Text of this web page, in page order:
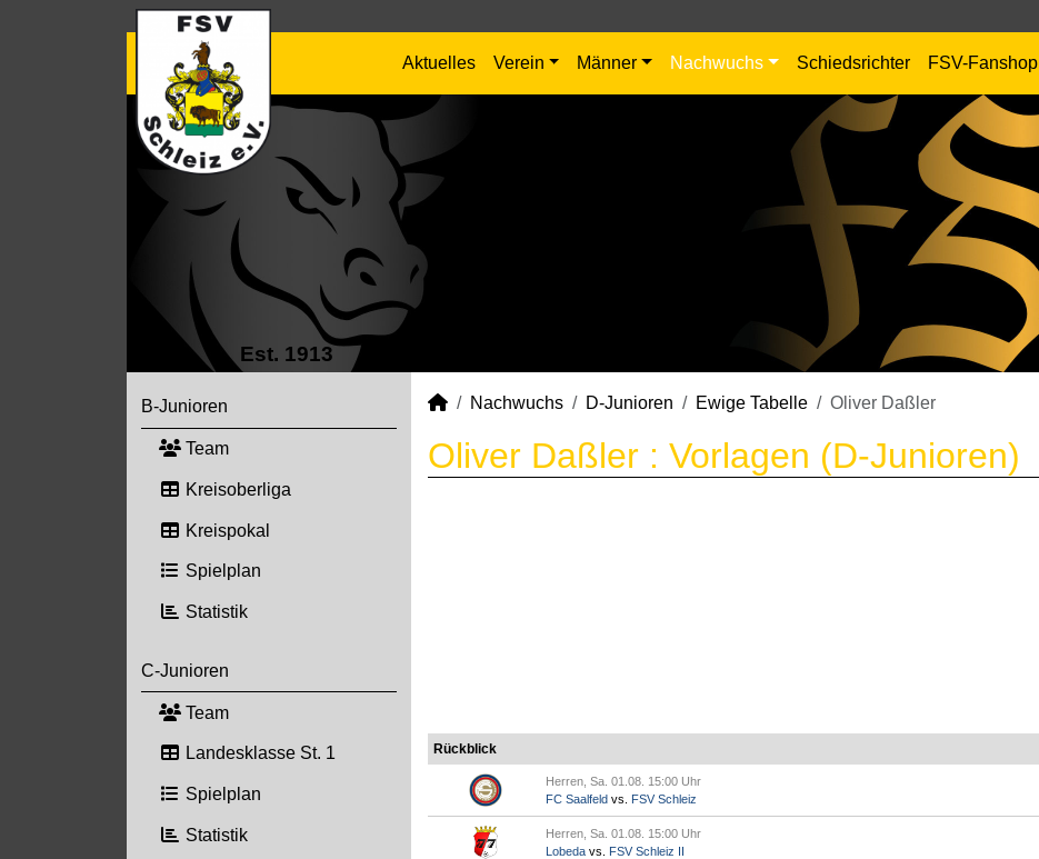
Aktuelles Verein Männer Nachwuchs Schiedsrichter FSV-Fanshop
Est. 1913
B-Junioren
Team
Kreisoberliga
Kreispokal
Spielplan
Statistik
C-Junioren
Team
Landesklasse St. 1
Spielplan
Statistik
Nachwuchs D-Junioren Ewige Tabelle Oliver Daßler
Oliver Daßler : Vorlagen (D-Junioren)
Rückblick
Herren, Sa. 01.08. 15:00 Uhr
FC Saalfeld vs. FSV Schleiz
Herren, Sa. 01.08. 15:00 Uhr
Lobeda vs. FSV Schleiz II